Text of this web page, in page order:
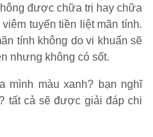
được chữa trị hay chữa
tuyến tiền liệt mãn tính.
tính không do vi khuẩn sẽ
nhưng không có sốt.
mình màu xanh? bạn nghĩ
tất cả sẽ được giải đáp chi